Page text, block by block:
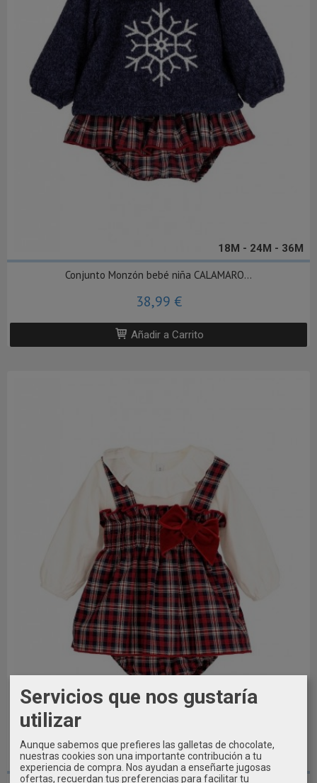
18M - 24M - 36M
Conjunto Monzón bebé niña CALAMARO...
38,99 €
Añadir a Carrito
24 MESES / 86 CM
Servicios que nos gustaría
utilizar
Aunque sabemos que prefieres las galletas de chocolate,
nuestras cookies son una importante contribución a tu
experiencia de compra. Nos ayudan a enseñarte jugosas
ofertas, recuerdan tus preferencias para facilitar tu